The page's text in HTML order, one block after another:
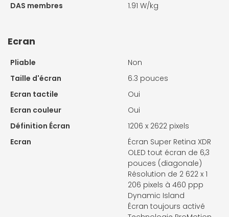
DAS membres
1.91 W/kg
Ecran
Pliable
Non
Taille d'écran
6.3 pouces
Ecran tactile
Oui
Ecran couleur
Oui
Définition Écran
1206 x 2622 pixels
Ecran
Écran Super Retina XDR
OLED tout écran de 6,3
pouces (diagonale)
Résolution de 2 622 x 1
206 pixels à 460 ppp
Dynamic Island
Écran toujours activé